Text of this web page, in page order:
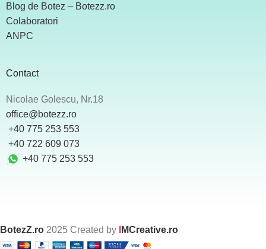
Blog de Botez – Botezz.ro
Colaboratori
ANPC
Contact
Nicolae Golescu, Nr.18
office@botezz.ro
+40 775 253 553
‪ +40 722 609 073
+40 775 253 553
BotezZ.ro 2025 Created by MCreative.ro